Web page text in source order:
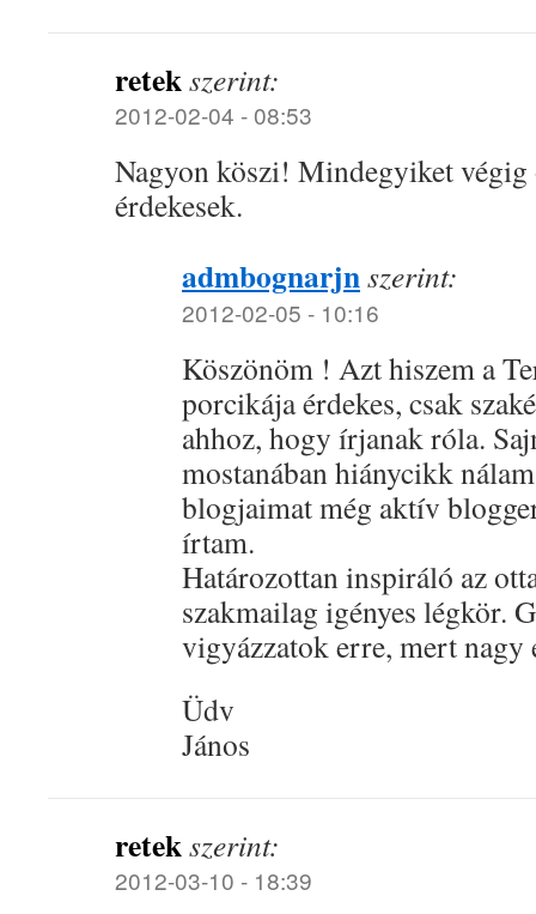
retekszerint:
2012-02-04 - 08:53
Nagyon köszi! Mindegyiket végig
érdekesek.
admbognarjnszerint:
2012-02-05 - 10:16
Köszönöm ! Azt hiszem a
porcikája érdekes, csak
ahhoz, hogy írjanak róla.
mostanában hiánycikk
blogjaimat még aktív
írtam.
Határozottan inspiráló az
szakmailag igényes légkör.
vigyázzatok erre, mert nagy
Üdv
János
retekszerint:
2012-03-10 - 18:39